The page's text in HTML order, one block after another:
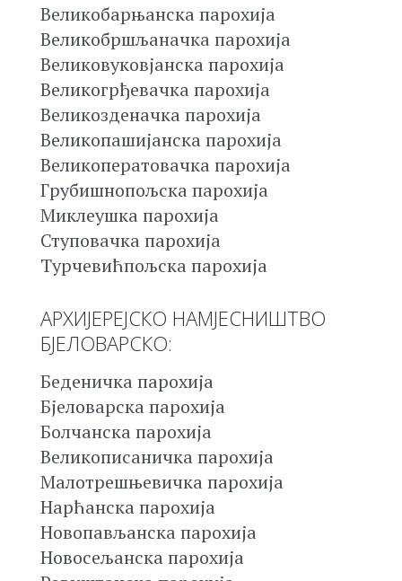
Великобарњанска парохија
Великобршљаначка парохија
Великовуковјанска парохија
Великогрђевачка парохија
Великозденачка парохија
Великопашијанска парохија
Великоператовачка парохија
Грубишнопољска парохија
Миклеушка парохија
Ступовачка парохија
Турчевићпољска парохија
АРХИЈЕРЕЈСКО НАМЈЕСНИШТВО
БЈЕЛОВАРСКО:
Беденичка парохија
Бјеловарска парохија
Болчанска парохија
Великописаничка парохија
Малотрешњевичка парохија
Нарћанска парохија
Новопављанска парохија
Новосељанска парохија